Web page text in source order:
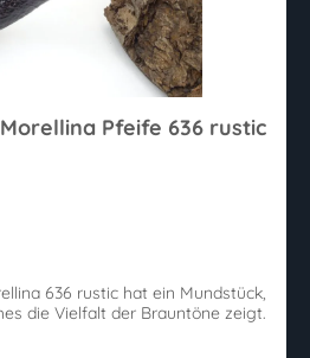
Pfeife 636 rustic
636 rustic hat ein Mundstück,
die Vielfalt der Brauntöne zeigt.